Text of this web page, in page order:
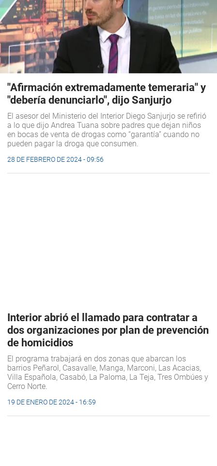
"Afirmación extremadamente temeraria" y
"debería denunciarlo", dijo Sanjurjo
El asesor del Ministerio del Interior Diego Sanjurjo se refirió
a lo que dijo Andrea Tuana sobre padres que dejan niños
en bocas de venta de drogas como “garantía” cuando no
pueden pagar la droga que consumen.
28 DE FEBRERO DE 2024 - 09:56
Interior abrió el llamado para contratar a
dos organizaciones por plan de prevención
de homicidios
El programa trabajará en dos zonas que abarcan los
barrios Peñarol, Casavalle, Manga, Marconi, Las Acacias,
Villa Española, Casabó, La Paloma, La Teja, Tres Ombúes y
Cerro Norte.
19 DE ENERO DE 2024 - 16:59